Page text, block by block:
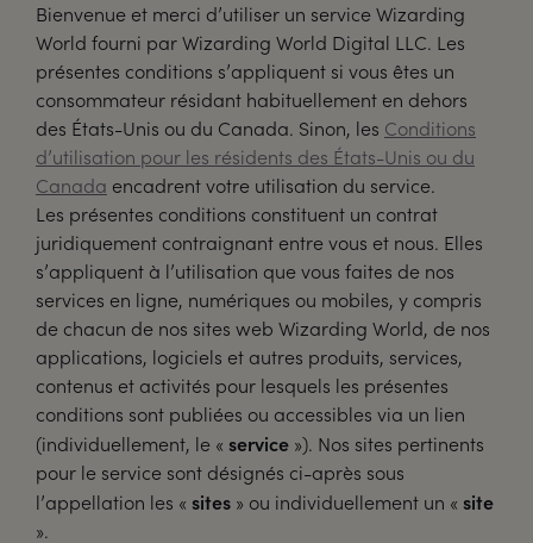
Bienvenue et merci d’utiliser un service Wizarding
World fourni par Wizarding World Digital LLC. Les
présentes conditions s’appliquent si vous êtes un
consommateur résidant habituellement en dehors
des États-Unis ou du Canada. Sinon, les Conditions
d’utilisation pour les résidents des États-Unis ou du
Canada encadrent votre utilisation du service.
Les présentes conditions constituent un contrat
juridiquement contraignant entre vous et nous. Elles
s’appliquent à l’utilisation que vous faites de nos
services en ligne, numériques ou mobiles, y compris
de chacun de nos sites web Wizarding World, de nos
applications, logiciels et autres produits, services,
contenus et activités pour lesquels les présentes
conditions sont publiées ou accessibles via un lien
(individuellement, le « service »). Nos sites pertinents
pour le service sont désignés ci-après sous
l’appellation les « sites » ou individuellement un « site
».